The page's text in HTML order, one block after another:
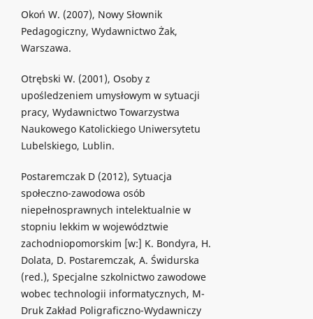
Okoń W. (2007), Nowy Słownik
Pedagogiczny, Wydawnictwo Żak,
Warszawa.
Otrębski W. (2001), Osoby z
upośledzeniem umysłowym w sytuacji
pracy, Wydawnictwo Towarzystwa
Naukowego Katolickiego Uniwersytetu
Lubelskiego, Lublin.
Postaremczak D (2012), Sytuacja
społeczno-zawodowa osób
niepełnosprawnych intelektualnie w
stopniu lekkim w województwie
zachodniopomorskim [w:] K. Bondyra, H.
Dolata, D. Postaremczak, A. Świdurska
(red.), Specjalne szkolnictwo zawodowe
wobec technologii informatycznych, M-
Druk Zakład Poligraficzno-Wydawniczy